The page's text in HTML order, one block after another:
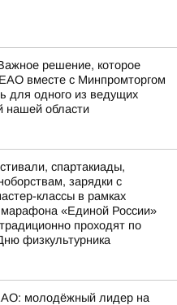
решение, которое
вместе с Минпромторгом
для одного из ведущих
нашей области
спартакиады,
зарядки с
классы в рамках
марафона «Единой России»
проходят по
физкультурника
молодёжный лидер на